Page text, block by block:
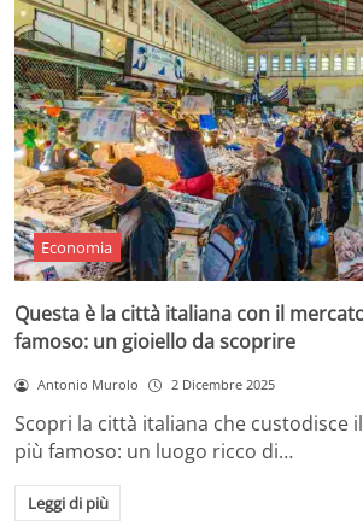
Economia
Questa è la città italiana con il
famoso: un gioiello da scoprire
Antonio Murolo 2 Dicembre 2025
Scopri la città italiana che custodisce
più famoso: un luogo ricco di…
Leggi di più